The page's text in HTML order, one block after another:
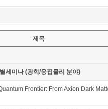
제목
세미나 (광학/응집물리 분야)
Frontier: From Axion Dark